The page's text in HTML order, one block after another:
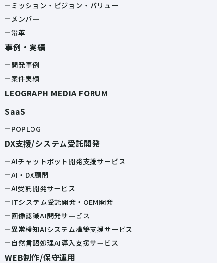
ミッション・ビジョン・バリュー
メンバー
沿革
事例・実績
開発事例
案件実績
LEOGRAPH MEDIA FORUM
SaaS
POPLOG
DX支援/システム受託開発
AIチャットボット開発支援サービス
AI・DX顧問
AI受託開発サービス
ITシステム受託開発・OEM開発
画像認識AI開発サービス
異常検知AIシステム構築支援サービス
自然言語処理AI導入支援サービス
WEB制作/保守運用